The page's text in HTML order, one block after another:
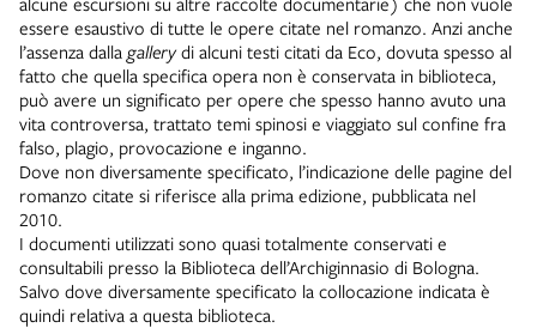
essere esaustivo di tutte le opere citate nel romanzo. Anzi anche
l’assenza dalla gallerydi alcuni testi citati da Eco, dovuta spesso al
fatto che quella specifica opera non è conservata in biblioteca,
può avere un significato per opere che spesso hanno avuto una
vita controversa, trattato temi spinosi e viaggiato sul confine fra
falso, plagio, provocazione e inganno.
Dove non diversamente specificato, l’indicazione delle pagine del
romanzo citate si riferisce alla prima edizione, pubblicata nel
2010.
I documenti utilizzati sono quasi totalmente conservati e
consultabili presso la Biblioteca dell’Archiginnasio di Bologna.
Salvo dove diversamente specificato la collocazione indicata è
quindi relativa a questa biblioteca.